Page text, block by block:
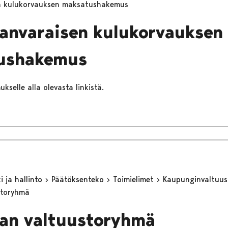
kulukorvauksen maksatushakemus
kulukorvauksen
alla olevasta linkistä.
ja hallinto Päätöksenteko Toimielimet
valtuustoryhmä